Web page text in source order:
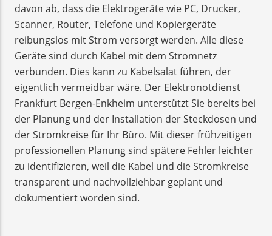
davon ab, dass die Elektrogeräte wie PC, Drucker,
Scanner, Router, Telefone und Kopiergeräte
reibungslos mit Strom versorgt werden. Alle diese
Geräte sind durch Kabel mit dem Stromnetz
verbunden. Dies kann zu Kabelsalat führen, der
eigentlich vermeidbar wäre. Der Elektronotdienst
Frankfurt Bergen-Enkheim unterstützt Sie bereits bei
der Planung und der Installation der Steckdosen und
der Stromkreise für Ihr Büro. Mit dieser frühzeitigen
professionellen Planung sind spätere Fehler leichter
zu identifizieren, weil die Kabel und die Stromkreise
transparent und nachvollziehbar geplant und
dokumentiert worden sind.